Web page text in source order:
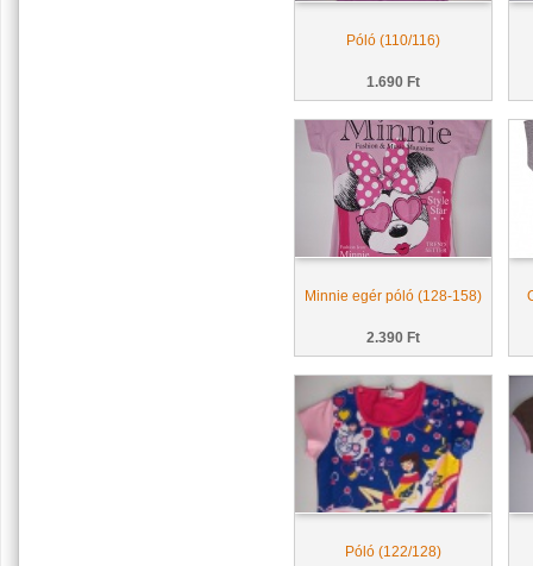
Póló (110/116)
1.690 Ft
Minnie egér póló (128-158)
2.390 Ft
Póló (122/128)